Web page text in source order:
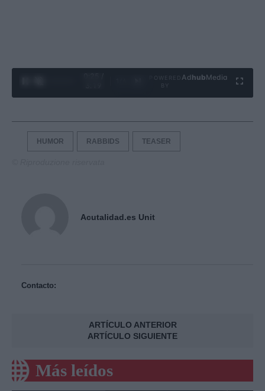
Ad hubMedia
HUMOR RABBIDS TEASER
Acutalidad.es Unit
Contacto:
ARTÍCULO ANTERIOR
ARTÍCULO SIGUIENTE
Más leídos